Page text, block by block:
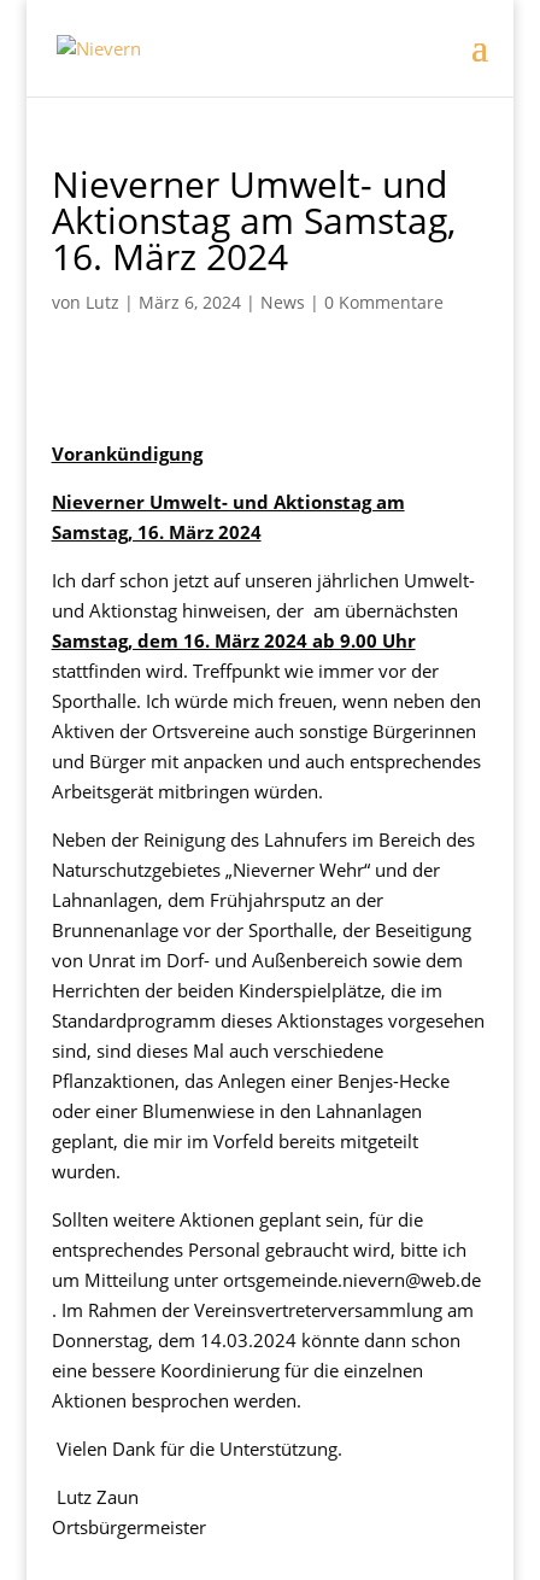
Nieverner Umwelt- und
Aktionstag am Samstag,
16. März 2024
von Lutz | März 6, 2024| News | 0 Kommentare
Vorankündigung
Nieverner Umwelt- und Aktionstag am
Samstag, 16. März 2024
Ich darf schon jetzt auf unseren jährlichen Umwelt-
und Aktionstag hinweisen, der am übernächsten
Samstag, dem 16. März 2024 ab 9.00 Uhr
stattfinden wird. Treffpunkt wie immer vor der
Sporthalle. Ich würde mich freuen, wenn neben den
Aktiven der Ortsvereine auch sonstige Bürgerinnen
und Bürger mit anpacken und auch entsprechendes
Arbeitsgerät mitbringen würden.
Neben der Reinigung des Lahnufers im Bereich des
Naturschutzgebietes „Nieverner Wehr“ und der
Lahnanlagen, dem Frühjahrsputz an der
Brunnenanlage vor der Sporthalle, der Beseitigung
von Unrat im Dorf- und Außenbereich sowie dem
Herrichten der beiden Kinderspielplätze, die im
Standardprogramm dieses Aktionstages vorgesehen
sind, sind dieses Mal auch verschiedene
Pflanzaktionen, das Anlegen einer Benjes-Hecke
oder einer Blumenwiese in den Lahnanlagen
geplant, die mir im Vorfeld bereits mitgeteilt
wurden.
Sollten weitere Aktionen geplant sein, für die
entsprechendes Personal gebraucht wird, bitte ich
um Mitteilung unter ortsgemeinde.nievern@web.de
. Im Rahmen der Vereinsvertreterversammlung am
Donnerstag, dem 14.03.2024 könnte dann schon
eine bessere Koordinierung für die einzelnen
Aktionen besprochen werden.
Vielen Dank für die Unterstützung.
Lutz Zaun
Ortsbürgermeister